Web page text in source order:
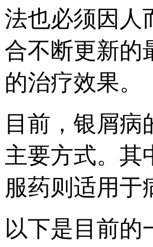
法也必须因人
合不断更新的
的治疗效果。
目前，银屑
主要方式。其
服药则适用于
以下是目前的